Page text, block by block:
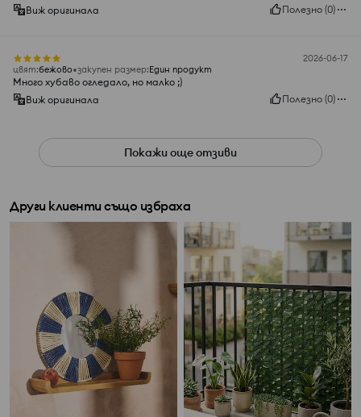
Виж оригинала
Полезно (0)
2026-06-17
цвят:бежово закупен размер:Един продукт
Много хубаво огледало, но малко ;)
Виж оригинала
Полезно (0)
Покажи още отзиви
Други клиенти също избраха